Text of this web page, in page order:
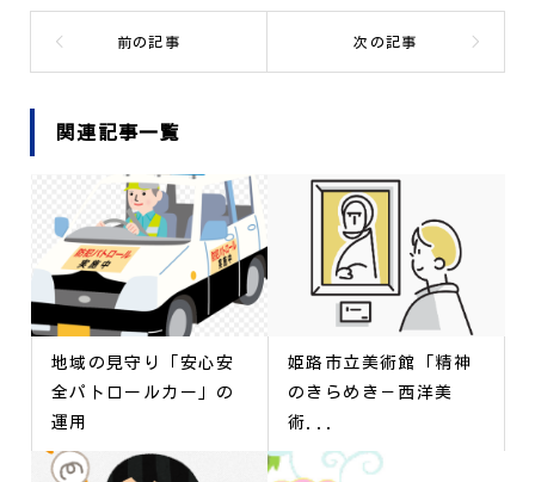
関連記事一覧
地域の見守り「安心安
全パトロールカー」の
運用
姫路市立美術館「精神
のきらめき－西洋美
術...